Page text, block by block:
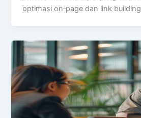
optimasi on‑page dan link